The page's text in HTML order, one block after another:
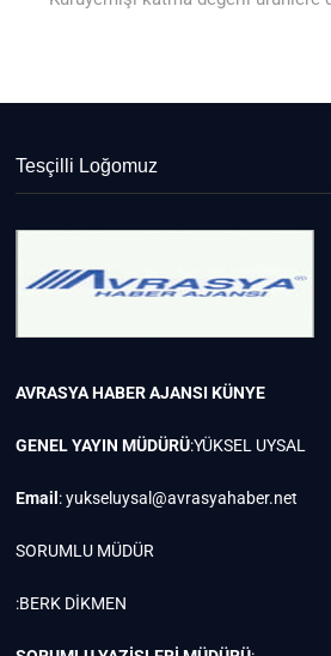
Tesçilli Loğomuz
AVRASYA HABER AJANSIKÜNYE
GENEL YAYIN MÜDÜRÜ:YÜKSEL UYSAL
Email :yukseluysal@avrasyahaber.net
SORUMLU MÜDÜR
:BERK DİKMEN